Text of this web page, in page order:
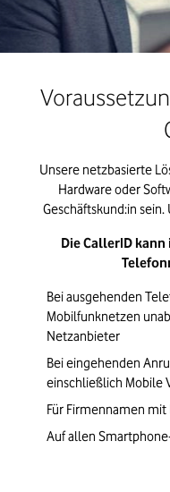
Unsere netzbasierte
Hardware oder
Geschäftskund:in
Die CallerID
Bei ausgehenden
Mobilfunknetzen
Netzanbieter
Bei eingehenden
einschließlich Mobile
Für Firmennamen mit
Auf allen